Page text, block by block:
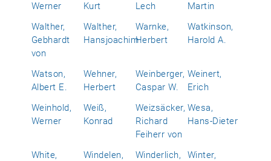
Werner
Kurt
Lech
Martin
Walther,
Gebhardt
von
Walther,
Hansjoachim
Warnke,
Herbert
Watkinson,
Harold A.
Watson,
Albert E.
Wehner,
Herbert
Weinberger,
Caspar W.
Weinert,
Erich
Weinhold,
Werner
Weiß,
Konrad
Weizsäcker,
Richard
Feiherr von
Wesa,
Hans-Dieter
White,
Windelen,
Winderlich,
Winter,